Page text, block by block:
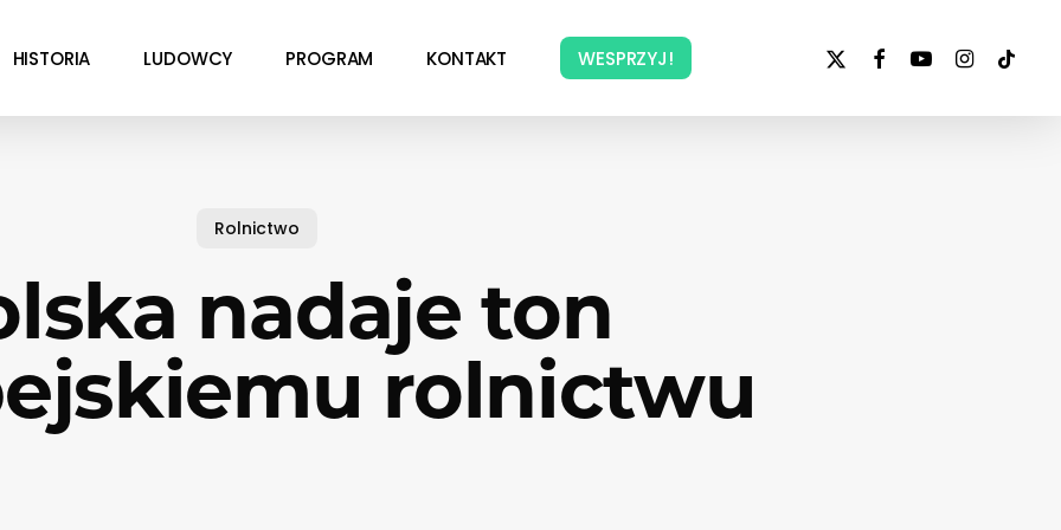
HISTORIA LUDOWCY PROGRAM KONTAKT WESPRZYJ!
x-
facebookyoutubeinstagram
tiktok
Rolnictwo
nadaje ton
rolnictwu